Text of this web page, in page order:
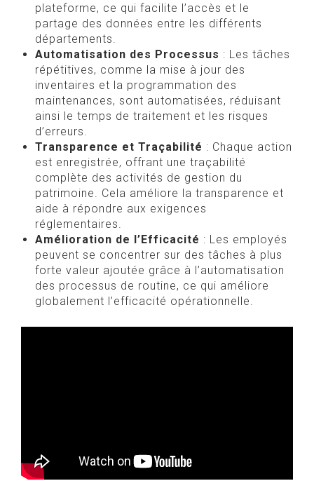
plateforme, ce qui facilite l’accès et le
partage des données entre les différents
départements.
Automatisation des Processus : Les tâches
répétitives, comme la mise à jour des
inventaires et la programmation des
maintenances, sont automatisées, réduisant
ainsi le temps de traitement et les risques
d’erreurs.
Transparence et Traçabilité : Chaque action
est enregistrée, offrant une traçabilité
complète des activités de gestion du
patrimoine. Cela améliore la transparence et
aide à répondre aux exigences
réglementaires.
Amélioration de l’Efficacité : Les employés
peuvent se concentrer sur des tâches à plus
forte valeur ajoutée grâce à l’automatisation
des processus de routine, ce qui améliore
globalement l’efficacité opérationnelle.